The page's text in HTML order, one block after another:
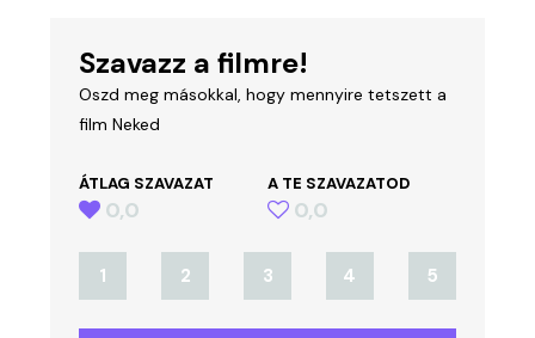
Szavazz a filmre!
Oszd meg másokkal, hogy mennyire tetszett a
film Neked
ÁTLAG SZAVAZAT
0,0
A TE SZAVAZATOD
0,0
1 2 3 4 5